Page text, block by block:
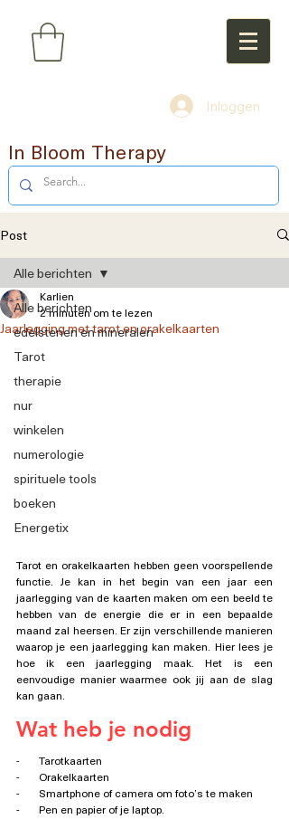
Inloggen
In Bloom Therapy
Post
Alle berichten
edelstenen en mineralen
Tarot
therapie
nur
winkelen
numerologie
spirituele tools
boeken
Energetix
Alle berichten
Jaarlegging met tarot en orakelkaarten
Karlien
2 minuten om te lezen
Tarot en orakelkaarten hebben geen voorspellende
functie. Je kan in het begin van een jaar een
jaarlegging van de kaarten maken om een beeld te
hebben van de energie die er in een bepaalde
maand zal heersen. Er zijn verschillende manieren
waarop je een jaarlegging kan maken. Hier lees je
hoe ik een jaarlegging maak. Het is een
eenvoudige manier waarmee ook jij aan de slag
kan gaan.
Wat heb je nodig
-       Tarotkaarten
-       Orakelkaarten
-       Smartphone of camera om foto’s te maken
-       Pen en papier of je laptop.